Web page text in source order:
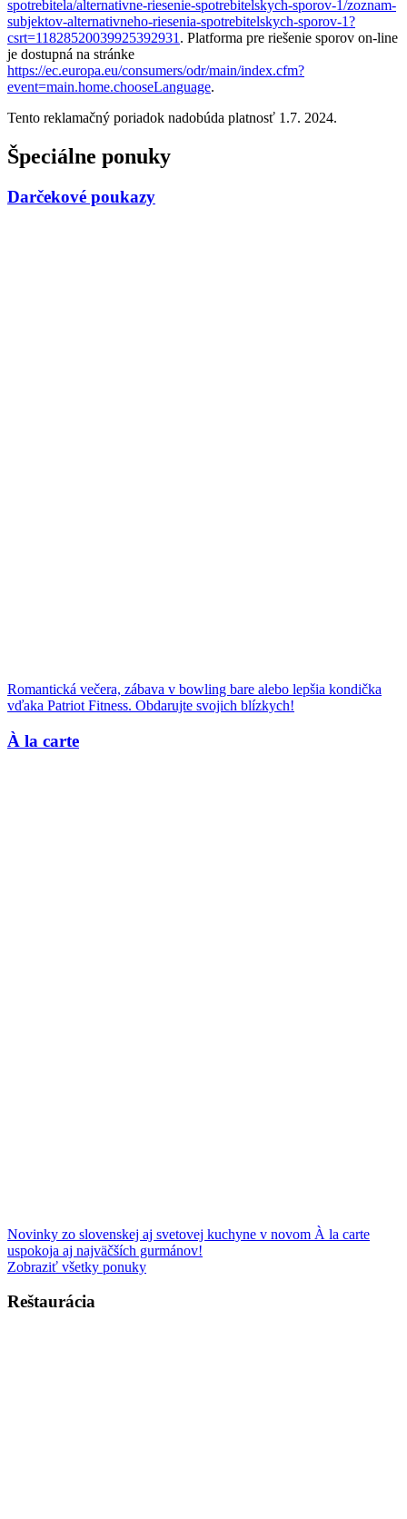
spotrebitela/alternativne-riesenie-spotrebitelskych-sporov-1/zoznam-
subjektov-alternativneho-riesenia-spotrebitelskych-sporov-1?
csrt=11828520039925392931 . Platforma pre riešenie sporov on-line
je dostupná na stránke
https://ec.europa.eu/consumers/odr/main/index.cfm?
event=main.home.chooseLanguage.
Tento reklamačný poriadok nadobúda platnosť 1.7. 2024.
Špeciálne ponuky
Darčekové poukazy
Romantická večera, zábava v bowling bare alebo lepšia kondička
vďaka Patriot Fitness. Obdarujte svojich blízkych!
À la carte
Novinky zo slovenskej aj svetovej kuchyne v novom À la carte
uspokoja aj najväčších gurmánov!
Zobraziť všetky ponuky
Reštaurácia